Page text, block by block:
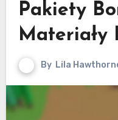
Pakiety
Materiały
By Lila